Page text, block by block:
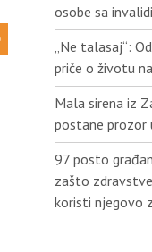
osobe sa
„Ne talasaj“:
priče o životu
Mala sirena iz
postane prozor
97 posto
zašto
koristi njegovo